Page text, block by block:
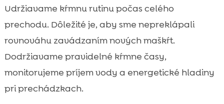
Udržiavame kŕmnu rutinu počas celého
prechodu. Dôležité je, aby sme nepreklápali
rovnováhu zavádzaním nových maškŕt.
Dodržiavame pravidelné kŕmne časy,
monitorujeme príjem vody a energetické hladiny
pri prechádzkach.